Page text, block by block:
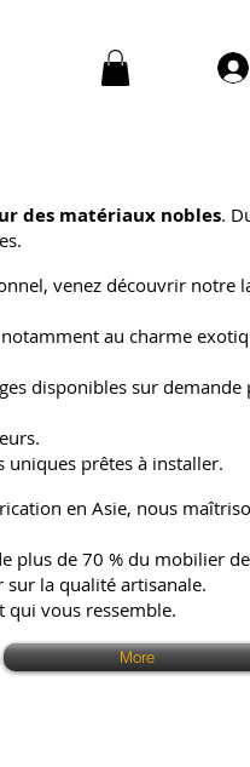
des matériaux nobles.
venez découvrir notre
au charme
disponibles sur demande
uniques prêtes à installer.
en Asie, nous
plus de 70 % du mobilier
la qualité artisanale.
qui vous ressemble.
More